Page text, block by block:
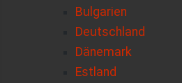
Bulgarien
Deutschland
Dänemark
Estland